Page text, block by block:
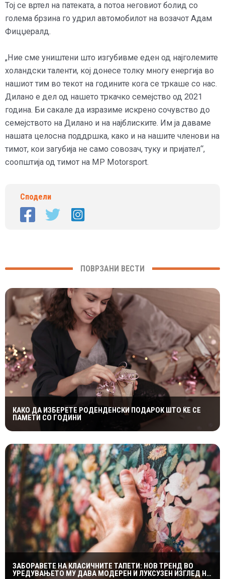
Тој се вртел на патеката, а потоа неговиот болид со
голема брзина го удрил автомобилот на возачот Адам
Фицџералд.
„Ние сме уништени што изгубивме еден од најголемите
холандски таленти, кој донесе толку многу енергија во
нашиот тим во текот на годините кога се тркаше со нас.
Дилано е дел од нашето тркачко семејство од 2021
година. Би сакале да изразиме искрено сочувство до
семејството на Дилано и на најблиските. Им ја даваме
нашата целосна поддршка, како и на нашите членови на
тимот, кои загубија не само совозач, туку и пријател“,
соопштија од тимот на MP Motorsport.
Сподели
ПОВРЗАНИ ВЕСТИ
КАКО ДА ИЗБЕРЕТЕ РОДЕНДЕНСКИ ПОДАРОК ШТО ЌЕ СЕ
ПАМЕТИ СО ГОДИНИ
ЗАБОРАВЕТЕ НА КЛАСИЧНИТЕ ТАПЕТИ: НОВ ТРЕНД ВО
УРЕДУВАЊЕТО МУ ДАВА МОДЕРЕН И ЛУКСУЗЕН ИЗГЛЕД НА